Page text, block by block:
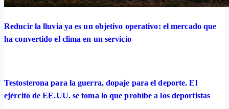
Reducir la lluvia ya es un objetivo operativo: el mercado que
ha convertido el clima en un servicio
Testosterona para la guerra, dopaje para el deporte. El
ejército de EE.UU. se toma lo que prohíbe a los deportistas